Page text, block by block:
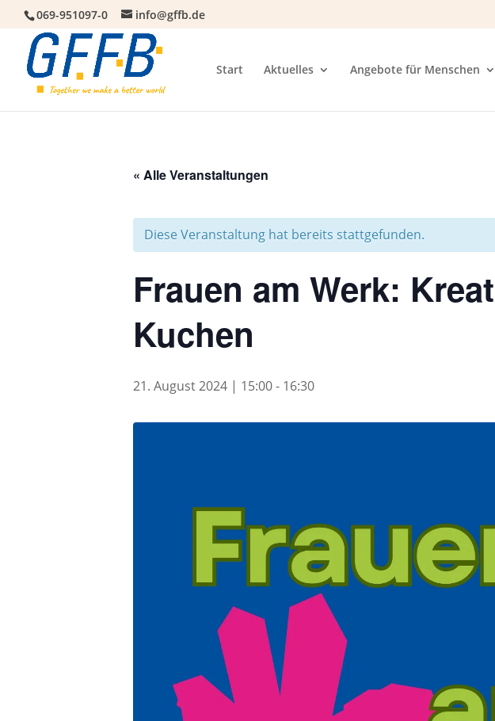
069-951097-0 info@gffb.de
Start Aktuelles Angebote für Menschen
« Alle Veranstaltungen
Diese Veranstaltung hat bereits stattgefunden.
Frauen am Werk:
Kuchen
21. August 2024 | 15:00- 16:30